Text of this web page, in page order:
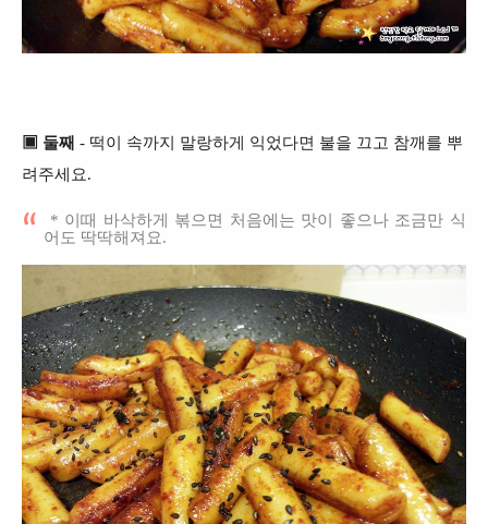
▣ 둘째 - 떡이 속까지 말랑하게 익었다면 불을 끄고 참깨를 뿌
려주세요.
* 이때 바삭하게 볶으면 처음에는 맛이 좋으나 조금만 식
어도 딱딱해져요.